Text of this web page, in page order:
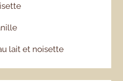
lait et noisette